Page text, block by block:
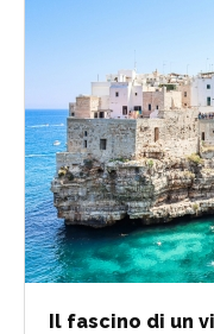
Il fascino di un